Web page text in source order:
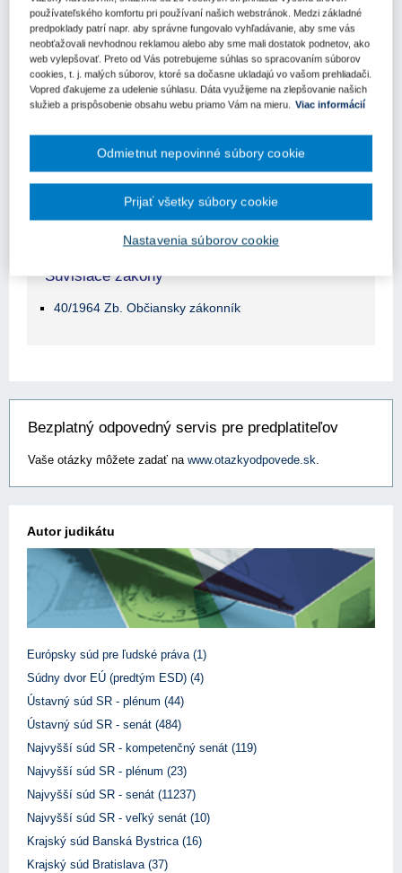
užívateľom.
Odomknite si prístup k odbornému obsahu na portáli.
Prístup k obsahu portálu majú len registrovaní používatelia
portálu. Pokiaľ ste už zaregistrovaný, stačí sa prihlásiť.
demo licenciu zdarma (stačí sa zaregistrovať).
Registrácia Prihlásenie
Súvisiace zákony
40/1964 Zb. Občiansky zákonník
Bezplatný odpovedný servis pre predplatiteľov
Vaše otázky môžete zadať na www.otazkyodpovede.sk.
Autor judikátu
Európsky súd pre ľudské práva (1)
Súdny dvor EÚ (predtým ESD) (4)
Ústavný súd SR - plénum (44)
Ústavný súd SR - senát (484)
Najvyšší súd SR - kompetenčný senát (119)
Najvyšší súd SR - plénum (23)
Najvyšší súd SR - senát (11237)
Najvyšší súd SR - veľký senát (10)
Krajský súd Banská Bystrica (16)
Krajský súd Bratislava (37)
používateľského komfortu pri používaní našich webstránok. Medzi základné
predpoklady patrí napr. aby správne fungovalo vyhľadávanie, aby sme vás
neobťažovali nevhodnou reklamou alebo aby sme mali dostatok podnetov, ako
web vylepšovať. Preto od Vás potrebujeme súhlas so spracovaním súborov
cookies, t. j. malých súborov, ktoré sa dočasne ukladajú vo vašom prehliadači.
Vopred ďakujeme za udelenie súhlasu. Dáta využijeme na zlepšovanie našich
služieb a prispôsobenie obsahu webu priamo Vám na mieru. Viac informácií
Nastavenia súborov cookie
Odmietnut nepovinné súbory cookie
Prijať všetky súbory cookie